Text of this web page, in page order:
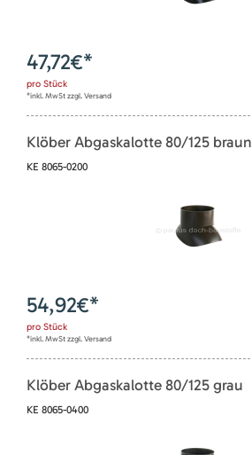
47,72€*
pro Stück
*inkl. MwSt zzgl. Versand
Klöber Abgaskalotte 80/125 braun
KE 8065-0200
54,92€*
pro Stück
*inkl. MwSt zzgl. Versand
Klöber Abgaskalotte 80/125 grau
KE 8065-0400